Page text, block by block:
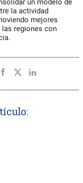
la actividad
mejores
las regiones con